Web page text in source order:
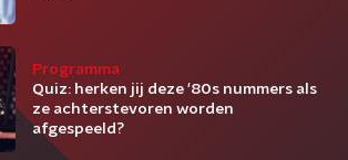
Programma
Quiz: herken jij deze '80s nummers als
ze achterstevoren worden
afgespeeld?